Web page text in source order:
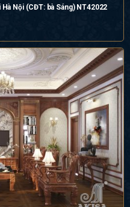
Nội (CĐT: bà Sáng) NT42022